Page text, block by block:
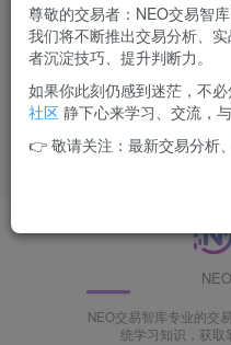
威科夫书籍-1.0-2.0及新操盘
付费阅读 10 交易知识
4个月前 12
NEO交易智库专业的交
统学习知识，获取
尊敬的交易者：NEO交易智
我们将不断推出交易分析、
者沉淀技巧、提升判断力。
如果你此刻仍感到迷茫，不
社区 静下心来学习、交流，
👉 敬请关注：最新交易分析